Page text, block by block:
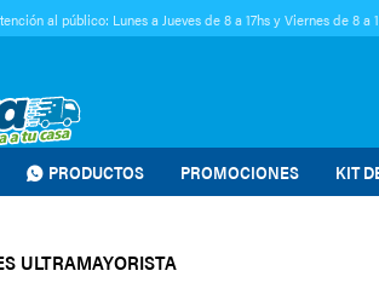
PRODUCTOS PROMOCIONES KIT
al público: Lunes a Jueves de 8 a 17hs y Viernes de 8 a
ULTRAMAYORISTA